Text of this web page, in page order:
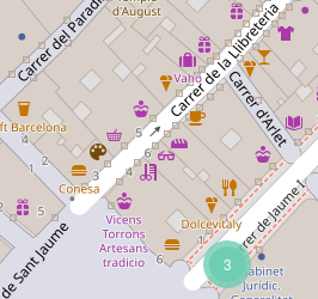
3